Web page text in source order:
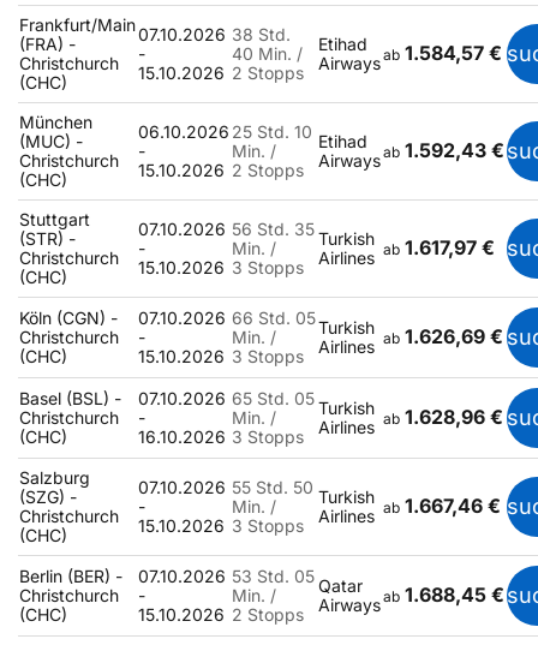
Frankfurt/Main
(FRA) -
Christchurch
(CHC)
07.10.2026
-
15.10.2026
38 Std.
40 Min. /
2 Stopps
Etihad
Airwaysab 1.584,57 €
München
(MUC) -
Christchurch
(CHC)
06.10.2026
-
15.10.2026
25 Std. 10
Min. /
2 Stopps
Etihad
Airwaysab 1.592,43 €
Stuttgart
(STR) -
Christchurch
(CHC)
07.10.2026
-
15.10.2026
56 Std. 35
Min. /
3 Stopps
Turkish
Airlines ab 1.617,97 €
Köln (CGN) -
Christchurch
(CHC)
07.10.2026
-
15.10.2026
66 Std. 05
Min. /
3 Stopps
Turkish
Airlines ab 1.626,69 €
Basel (BSL) -
Christchurch
(CHC)
07.10.2026
-
16.10.2026
65 Std. 05
Min. /
3 Stopps
Turkish
Airlines ab 1.628,96 €
Salzburg
(SZG) -
Christchurch
(CHC)
07.10.2026
-
15.10.2026
55 Std. 50
Min. /
3 Stopps
Turkish
Airlines ab 1.667,46 €
Berlin (BER) -
Christchurch
(CHC)
07.10.2026
-
15.10.2026
53 Std. 05
Min. /
2 Stopps
Qatar
Airwaysab 1.688,45 €